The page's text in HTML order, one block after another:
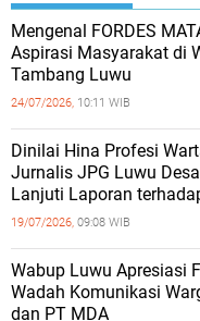
Mengenal FORDES
Aspirasi Masyarakat di
Tambang Luwu
24/07/2026, 10:11 WIB
Dinilai Hina Profesi
Jurnalis JPG Luwu
Lanjuti Laporan
19/07/2026, 09:08 WIB
Wabup Luwu Apresiasi
Wadah Komunikasi
dan PT MDA